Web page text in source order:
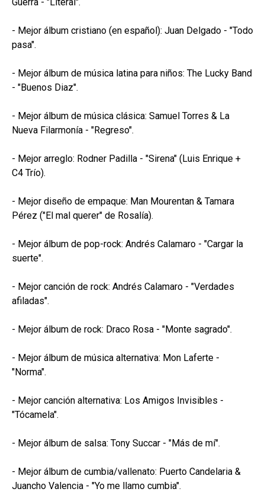
- Mejor álbum cristiano (en español): Juan Delgado - "Todo
pasa".
- Mejor álbum de música latina para niños: The Lucky Band
- "Buenos Diaz".
- Mejor álbum de música clásica: Samuel Torres & La
Nueva Filarmonía - "Regreso".
- Mejor arreglo: Rodner Padilla - "Sirena" (Luis Enrique +
C4 Trío).
- Mejor diseño de empaque: Man Mourentan & Tamara
Pérez ("El mal querer" de Rosalía).
- Mejor álbum de pop-rock: Andrés Calamaro - "Cargar la
suerte".
- Mejor canción de rock: Andrés Calamaro - "Verdades
afiladas".
- Mejor álbum de rock: Draco Rosa - "Monte sagrado".
- Mejor álbum de música alternativa: Mon Laferte -
"Norma".
- Mejor canción alternativa: Los Amigos Invisibles -
"Tócamela".
- Mejor álbum de salsa: Tony Succar - "Más de mí".
- Mejor álbum de cumbia/vallenato: Puerto Candelaria &
Juancho Valencia - "Yo me llamo cumbia".